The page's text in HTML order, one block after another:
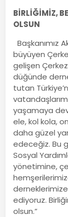
BİRLİĞİMİZ,
OLSUN
Başkanımız
büyüyen
gelişen
düğünde
tutan
yaşamaya
ele, kol kola,
daha güzel
edeceğiz. Bu
Sosyal
yönetimine,
ediyoruz.
olsun.”